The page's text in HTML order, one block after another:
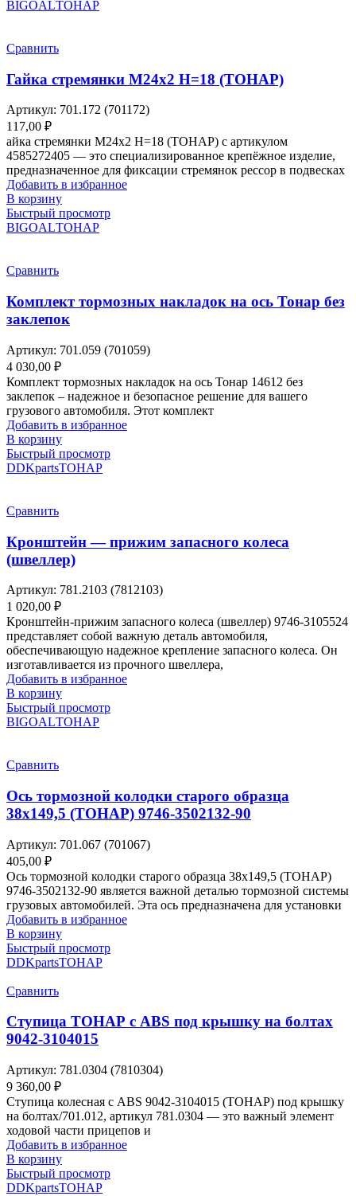
BIGOALТОНАР
Сравнить
Гайка стремянки М24х2 H=18 (ТОНАР)
Артикул: 701.172 (701172)
117,00 ₽
айка стремянки М24х2 H=18 (ТОНАР) с артикулом
4585272405 — это специализированное крепёжное изделие,
предназначенное для фиксации стремянок рессор в подвесках
Добавить в избранное
В корзину
Быстрый просмотр
BIGOALТОНАР
Сравнить
Комплект тормозных накладок на ось Тонар без
заклепок
Артикул: 701.059 (701059)
4 030,00 ₽
Комплект тормозных накладок на ось Тонар 14612 без
заклепок – надежное и безопасное решение для вашего
грузового автомобиля. Этот комплект
Добавить в избранное
В корзину
Быстрый просмотр
DDKpartsТОНАР
Сравнить
Кронштейн — прижим запасного колеса
(швеллер)
Артикул: 781.2103 (7812103)
1 020,00 ₽
Кронштейн-прижим запасного колеса (швеллер) 9746-3105524
представляет собой важную деталь автомобиля,
обеспечивающую надежное крепление запасного колеса. Он
изготавливается из прочного швеллера,
Добавить в избранное
В корзину
Быстрый просмотр
BIGOALТОНАР
Сравнить
Ось тормозной колодки старого образца
38х149,5 (ТОНАР) 9746-3502132-90
Артикул: 701.067 (701067)
405,00 ₽
Ось тормозной колодки старого образца 38х149,5 (ТОНАР)
9746-3502132-90 является важной деталью тормозной системы
грузовых автомобилей. Эта ось предназначена для установки
Добавить в избранное
В корзину
Быстрый просмотр
DDKpartsТОНАР
Сравнить
Ступица ТОНАР с АВS под крышку на болтах
9042-3104015
Артикул: 781.0304 (7810304)
9 360,00 ₽
Ступица колесная с ABS 9042-3104015 (ТОНАР) под крышку
на болтах/701.012, артикул 781.0304 — это важный элемент
ходовой части прицепов и
Добавить в избранное
В корзину
Быстрый просмотр
DDKpartsТОНАР